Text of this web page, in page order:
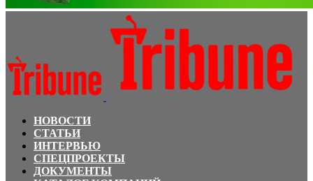
НОВОСТИ
СТАТЬИ
ИНТЕРВЬЮ
СПЕЦПРОЕКТЫ
ДОКУМЕНТЫ